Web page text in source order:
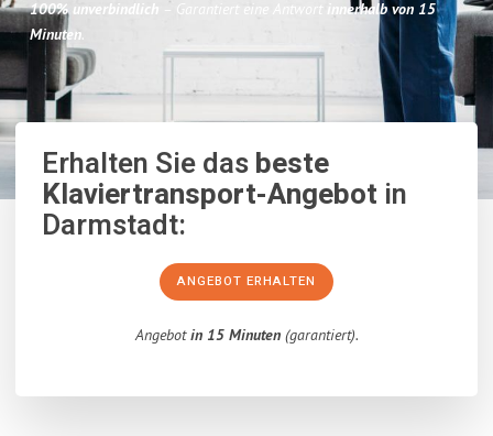
100% unverbindlich – Garantiert eine Antwort innerhalb von 15
Minuten.
Erhalten Sie dasbeste
Klaviertransport-Angebot in
Darmstadt:
ANGEBOT ERHALTEN
Angebotin 15 Minuten(garantiert).